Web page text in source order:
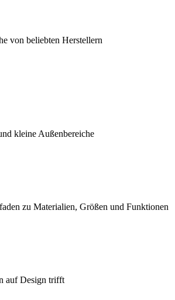
von beliebten Herstellern
kleine Außenbereiche
zu Materialien, Größen und Funktionen
auf Design trifft